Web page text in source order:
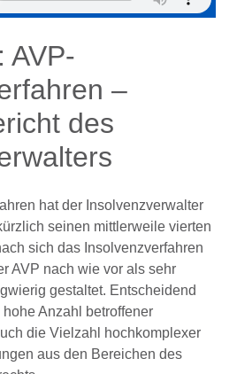
AVP-
–
des
hat der Insolvenzverwalter
seinen mittlerweile vierten
sich das Insolvenzverfahren
AVP nach wie vor als sehr
gestaltet. Entscheidend
Anzahl betroffener
die Vielzahl hochkomplexer
aus den Bereichen des